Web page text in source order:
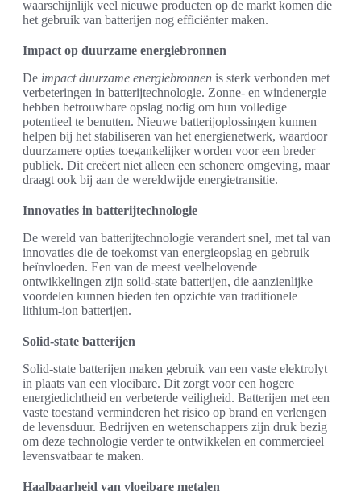
waarschijnlijk veel nieuwe producten op de markt komen die
het gebruik van batterijen nog efficiënter maken.
Impact op duurzame energiebronnen
De impact duurzame energiebronnen is sterk verbonden met
verbeteringen in batterijtechnologie. Zonne- en windenergie
hebben betrouwbare opslag nodig om hun volledige
potentieel te benutten. Nieuwe batterijoplossingen kunnen
helpen bij het stabiliseren van het energienetwerk, waardoor
duurzamere opties toegankelijker worden voor een breder
publiek. Dit creëert niet alleen een schonere omgeving, maar
draagt ook bij aan de wereldwijde energietransitie.
Innovaties in batterijtechnologie
De wereld van batterijtechnologie verandert snel, met tal van
innovaties die de toekomst van energieopslag en gebruik
beïnvloeden. Een van de meest veelbelovende
ontwikkelingen zijn solid-state batterijen, die aanzienlijke
voordelen kunnen bieden ten opzichte van traditionele
lithium-ion batterijen.
Solid-state batterijen
Solid-state batterijen maken gebruik van een vaste elektrolyt
in plaats van een vloeibare. Dit zorgt voor een hogere
energiedichtheid en verbeterde veiligheid. Batterijen met een
vaste toestand verminderen het risico op brand en verlengen
de levensduur. Bedrijven en wetenschappers zijn druk bezig
om deze technologie verder te ontwikkelen en commercieel
levensvatbaar te maken.
Haalbaarheid van vloeibare metalen